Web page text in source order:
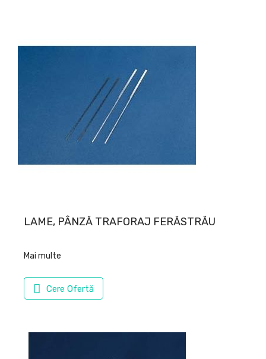
LAME, PÂNZĂ TRAFORAJ FERĂSTRĂU
Mai multe
Cere Ofertă